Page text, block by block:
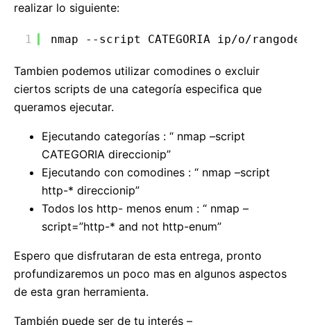
realizar lo siguiente:
1 nmap --script CATEGORIA ip/o/
Tambien podemos utilizar comodines o excluir
ciertos scripts de una categoría especifica que
queramos ejecutar.
Ejecutando categorías : “ nmap –script
CATEGORIA direccionip”
Ejecutando con comodines : “ nmap –script
http-* direccionip”
Todos los http- menos enum : “ nmap –
script=”http-* and not http-enum”
Espero que disfrutaran de esta entrega, pronto
profundizaremos un poco mas en algunos aspectos
de esta gran herramienta.
También puede ser de tu interés –